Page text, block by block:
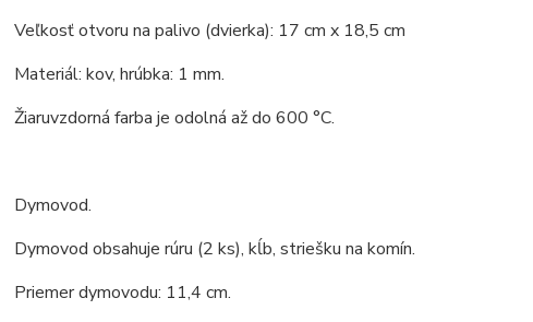
Veľkosť otvoru na palivo (dvierka): 17 cm x 18,5 cm
Materiál: kov, hrúbka: 1 mm.
Žiaruvzdorná farba je odolná až do 600 °C.
Dymovod.
Dymovod obsahuje rúru (2 ks), kĺb, striešku na komín.
Priemer dymovodu: 11,4 cm.